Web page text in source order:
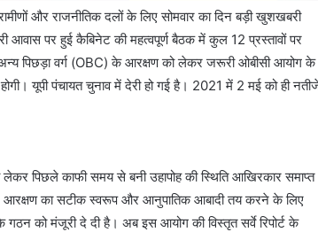
और राजनीतिक दलों के लिए सोमवार का दिन बड़ी खुशखबरी
आवास पर हुई कैबिनेट की महत्वपूर्ण बैठक में कुल 12 प्रस्तावों पर
पिछड़ा वर्ग (OBC) के आरक्षण को लेकर जरूरी ओबीसी आयोग के
यूपी पंचायत चुनाव में देरी हो गई है। 2021 में 2 मई को ही
लेकर पिछले काफी समय से बनी उहापोह की स्थिति आखिरकार समाप्त
आरक्षण का सटीक स्वरूप और आनुपातिक आबादी तय करने के लिए
को मंजूरी दे दी है। अब इस आयोग की विस्तृत सर्वे रिपोर्ट के